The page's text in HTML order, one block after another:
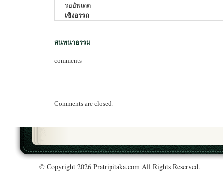
รออัพเดต
เชิงอรรถ
สนทนาธรรม
comments
Comments are closed.
© Copyright 2026 Pratripitaka.com All Rights Reserved.